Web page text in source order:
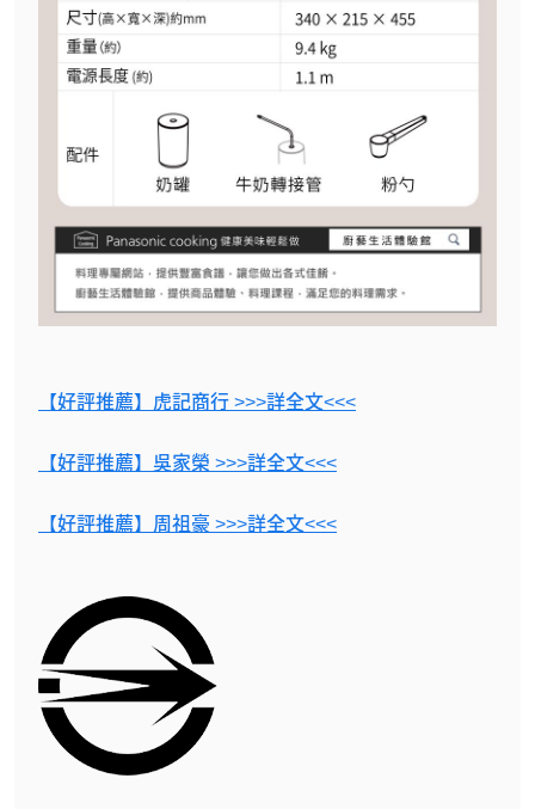
【好評推薦】虎記商行 >>>詳全文<<<
【好評推薦】吳家榮 >>>詳全文<<<
【好評推薦】周祖豪 >>>詳全文<<<